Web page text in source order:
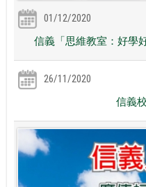
01/12/2020
信義「思維教室：好學
26/11/2020
信義